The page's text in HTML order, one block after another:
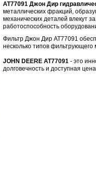
AT77091 Джон Дир
металлических фракций,
механических деталей влекут
работоспособность
Фильтр Джон Дир AT77091
несколько типов фильтрующего
JOHN DEERE AT77091- это
долговечность и доступная